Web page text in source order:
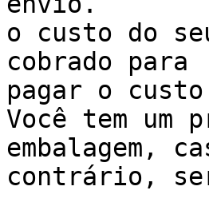
o custo do
cobrado para
pagar o
Você tem um
embalagem,
contrário,